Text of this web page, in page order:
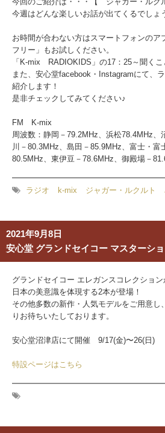
今週はどんな楽しいお話が出てくるでしょ
お時間が合わない方はスマートフォンのア
フリー」もお試しください。
「K-mix RADIOKIDS」の17：25～聞くこ
また、安心堂facebook・Instagramにて、
紹介します！
是非チェックしてみてください♪
FM K-mix
周波数：静岡－79.2MHz、浜松78.4MHz、
川－80.3MHz、島田－85.9MHz、富士・富
80.5MHz、東伊豆－78.6MHz、御殿場－
ラジオ k-mix ジャガー・ルクルト
2021年9月8日
安心堂 グランドセイコー マスターシ
グランドセイコー エレガンスコレクショ
日本の美意識を体現する2本が登場！
その他多数の新作・人気モデルをご用意し
りお待ちいたしております。
安心堂沼津店にて開催 9/17(金)〜26(日)
特設ページはこちら